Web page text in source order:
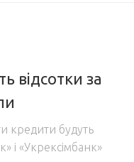
відсотки за
кредити будуть
і «Укрексімбанк»